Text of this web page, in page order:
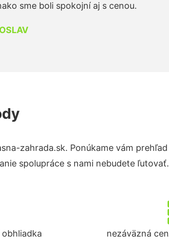
sme boli spokojní aj s cenou.
zahrada.sk. Ponúkame vám
spolupráce s nami nebudete ľutovať.
nezáväzná